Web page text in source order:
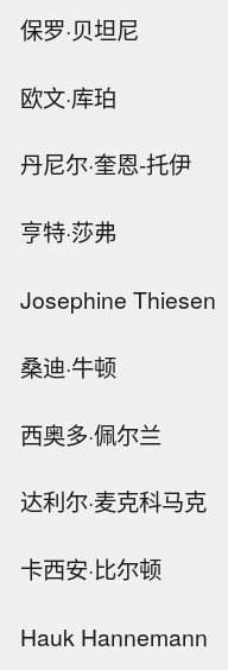
保罗·贝坦尼
欧文·库珀
丹尼尔·奎恩-托伊
亨特·莎弗
Josephine Thiesen
桑迪·牛顿
西奥多·佩尔兰
达利尔·麦克科马克
卡西安·比尔顿
Hauk Hannemann